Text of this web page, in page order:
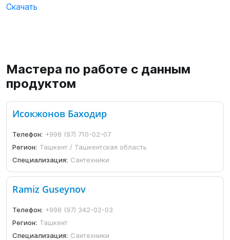
Скачать
Мастера по работе с данным
продуктом
Исокжонов Баходир
Телефон: +998 (97) 710-02-07
Регион: Ташкент / Ташкентская область
Специализация: Сантехники
Ramiz Guseynov
Телефон: +998 (97) 342-02-03
Регион: Ташкент
Специализация: Сантехники